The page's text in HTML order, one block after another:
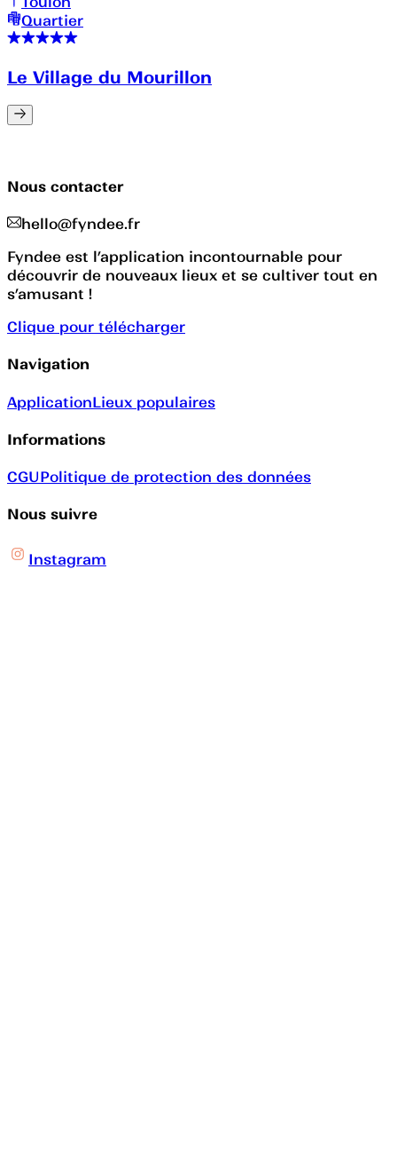
Quartier
Le Village du Mourillon
Nous contacter
hello@fyndee.fr
Fyndee est l’application incontournable pour
découvrir de nouveaux lieux et se cultiver tout en
s’amusant !
Clique pour télécharger
Navigation
ApplicationLieux populaires
Informations
CGUPolitique de protection des données
Nous suivre
Instagram